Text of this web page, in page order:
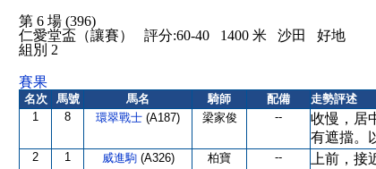
第 6 場 (396)
仁愛堂盃（讓賽） 評分:60-40 1400 米 沙田 好地
組別 2
賽果
名次 馬號 馬名 騎師 配備
走勢評述
1
8 環翠戰士 (A187) 梁家俊 --
收慢，居
有遮擋。
2 1 威進駒 (A326) 柏寶 --
上前，